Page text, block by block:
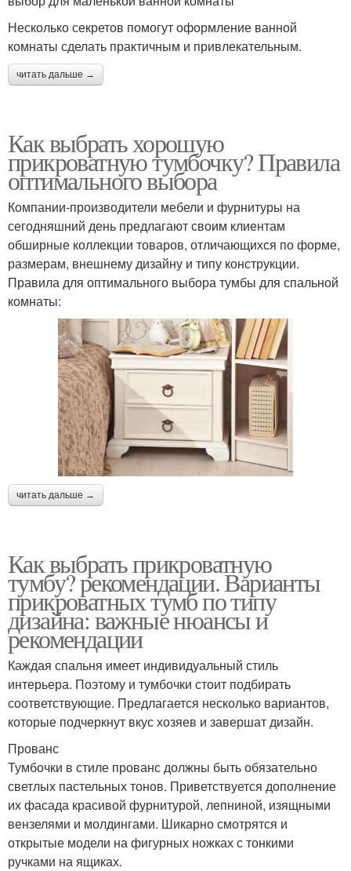
Несколько секретов помогут оформление ванной
комнаты сделать практичным и привлекательным.
читать дальше →
Как выбрать хорошую
прикроватную тумбочку? Правила
оптимального выбора
Компании-производители мебели и фурнитуры на
сегодняшний день предлагают своим клиентам
обширные коллекции товаров, отличающихся по форме,
размерам, внешнему дизайну и типу конструкции.
Правила для оптимального выбора тумбы для спальной
комнаты:
читать дальше →
Как выбрать прикроватную
тумбу? рекомендации. Варианты
прикроватных тумб по типу
дизайна: важные нюансы и
рекомендации
Каждая спальня имеет индивидуальный стиль
интерьера. Поэтому и тумбочки стоит подбирать
соответствующие. Предлагается несколько вариантов,
которые подчеркнут вкус хозяев и завершат дизайн.
Прованс
Тумбочки в стиле прованс должны быть обязательно
светлых пастельных тонов. Приветствуется дополнение
их фасада красивой фурнитурой, лепниной, изящными
вензелями и молдингами. Шикарно смотрятся и
открытые модели на фигурных ножках с тонкими
ручками на ящиках.